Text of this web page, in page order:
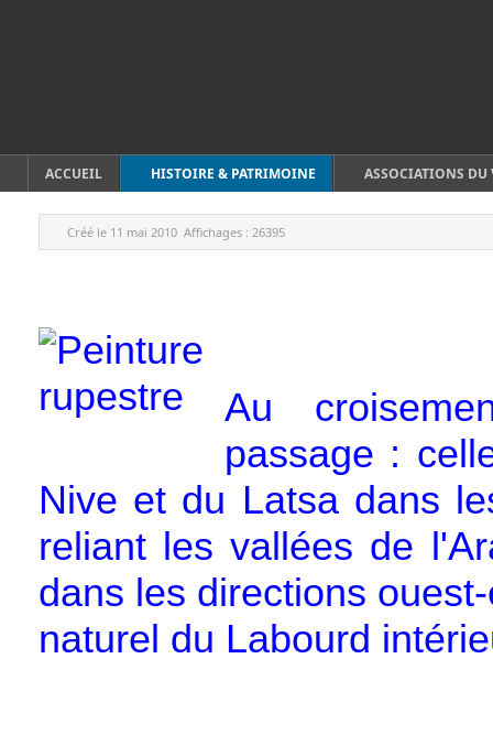
ACCUEIL HISTOIRE & PATRIMOINE ASSOCIATIONS DU
Créé le 11 mai 2010 Affichages : 26395
Au
passage :
Nive et du Latsa dans
reliant les vallées de
dans les directions
naturel du Labourd